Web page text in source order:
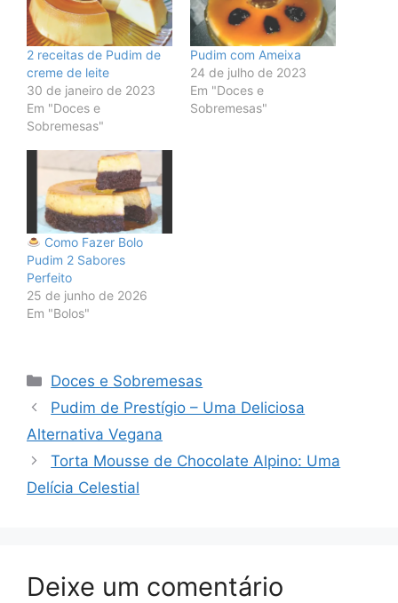
2 receitas de Pudim de
creme de leite
30 de janeiro de 2023
Em "Doces e
Sobremesas"
Pudim com Ameixa
24 de julho de 2023
Em "Doces e
Sobremesas"
Como Fazer Bolo
Pudim 2 Sabores
Perfeito
25 de junho de 2026
Em "Bolos"
Categorias
Doces e Sobremesas
Pudim de Prestígio – Uma Deliciosa
Alternativa Vegana
Torta Mousse de Chocolate Alpino: Uma
Delícia Celestial
Deixe um comentário